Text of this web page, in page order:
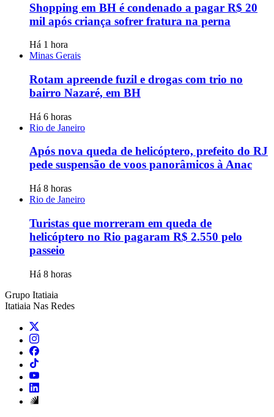
Shopping em BH é condenado a pagar R$ 20
mil após criança sofrer fratura na perna
Há 1 hora
Minas Gerais
Rotam apreende fuzil e drogas com trio no
bairro Nazaré, em BH
Há 6 horas
Rio de Janeiro
Após nova queda de helicóptero, prefeito do RJ
pede suspensão de voos panorâmicos à Anac
Há 8 horas
Rio de Janeiro
Turistas que morreram em queda de
helicóptero no Rio pagaram R$ 2.550 pelo
passeio
Há 8 horas
Grupo Itatiaia
Itatiaia Nas Redes